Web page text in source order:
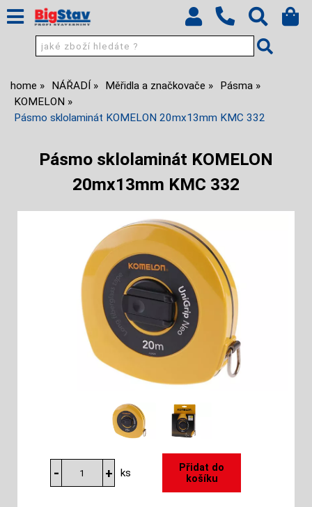
home NÁŘADÍ Měřidla a značkovače
Pásma
KOMELON
Pásmo sklolaminát KOMELON 20mx13mm KMC 332
Pásmo sklolaminát KOMELON
20mx13mm KMC 332
ks